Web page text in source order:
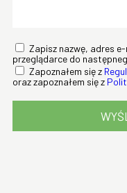
Zapisz nazwę, adres
przeglądarce do
Zapoznałem się z
oraz zapoznałem się z